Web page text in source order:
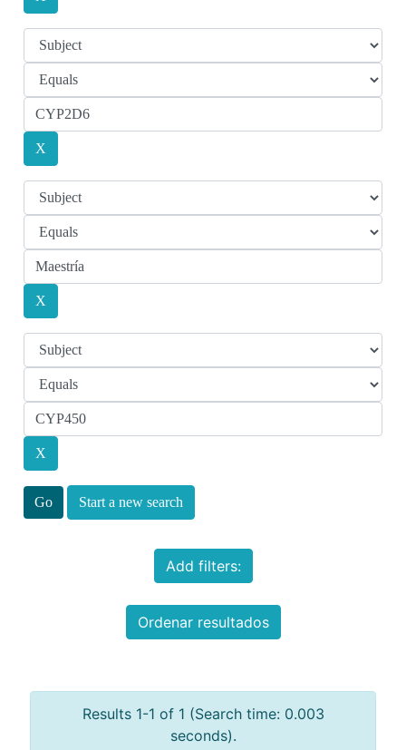
Start a new search
Add filters:
Ordenar resultados
Results 1-1 of 1 (Search time: 0.003
seconds).